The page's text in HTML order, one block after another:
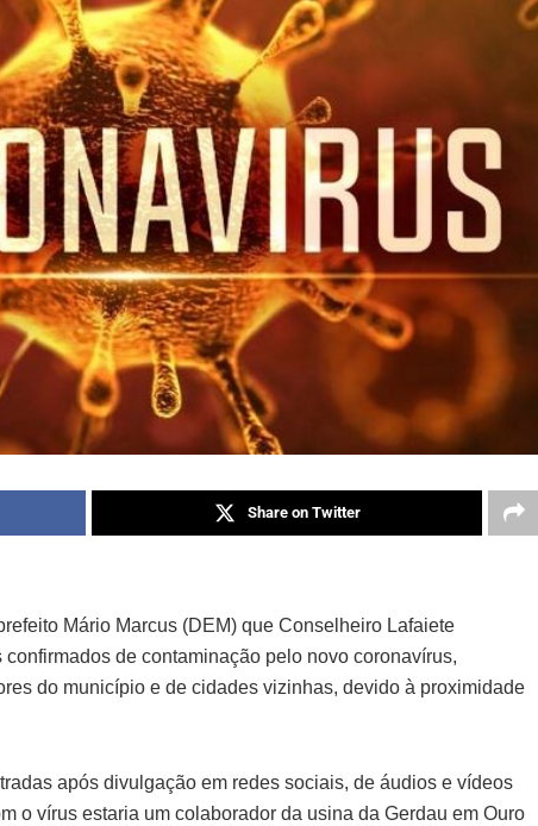
Share on Twitter
Mário Marcus (DEM) que Conselheiro Lafaiete
de contaminação pelo novo coronavírus,
do município e de cidades vizinhas, devido à proximidade
após divulgação em redes sociais, de áudios e vídeos
o vírus estaria um colaborador da usina da Gerdau em Ouro